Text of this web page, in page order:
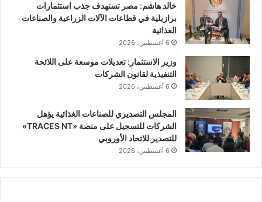
خالد هاشم: مصر تستهدف جذب استثمارات
برازيلية في قطاعات الآلات الزراعية والصناعات
الغذائية
6 أغسطس، 2026
وزير الاستثمار: تعديلات موسعة على اللائحة
التنفيذية لقانون الشركات
6 أغسطس، 2026
المجلس التصديري للصناعات الغذائية يؤهل
الشركات للتسجيل على منصة «TRACES NT»
للتصدير للاتحاد الأوروبي
6 أغسطس، 2026